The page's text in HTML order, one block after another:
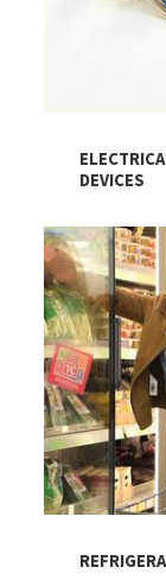
DEVICES
Image